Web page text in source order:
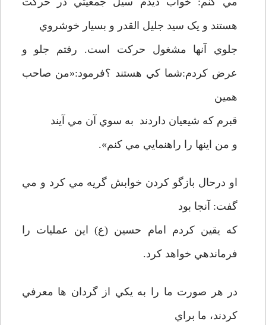
هستند و يک سيد جليل القدر و بسيار خوشروي
جلوي آنها مشغول حرکت است. رفتم جلو و
عرض کردم:شما کي هستند ؟فرمود:«من صاحب
همين
قبرم که شيعيان داردند به سوي آن مي آيند
و من اينها را راهنمايي مي کنم».
او درحال بازگو کردن خوابش گريه مي کرد و مي
گفت: آنجا بود
که يقين کردم امام حسين (ع) اين عمليات را
فرماندهي خواهد کرد.
در هر صورت ما را به يکي از گردان ها معرفي
کردند، ما براي